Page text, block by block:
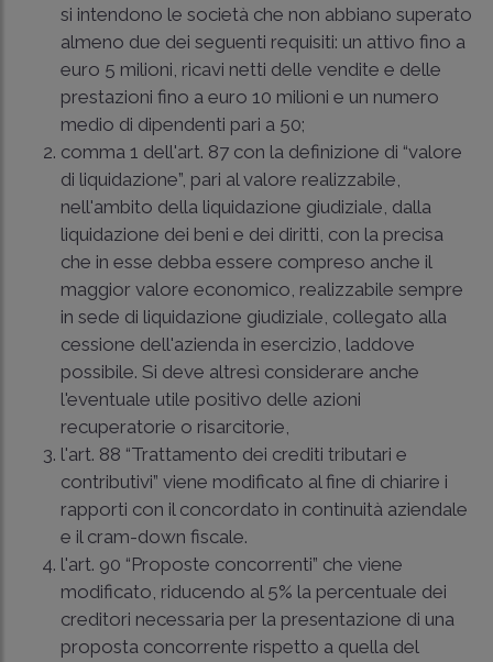
si intendono le società che non abbiano superato
almeno due dei seguenti requisiti: un attivo fino a
euro 5 milioni, ricavi netti delle vendite e delle
prestazioni fino a euro 10 milioni e un numero
medio di dipendenti pari a 50;
comma 1 dell'art. 87 con la definizione di “valore
di liquidazione”, pari al valore realizzabile,
nell'ambito della liquidazione giudiziale, dalla
liquidazione dei beni e dei diritti, con la precisa
che in esse debba essere compreso anche il
maggior valore economico, realizzabile sempre
in sede di liquidazione giudiziale, collegato alla
cessione dell'azienda in esercizio, laddove
possibile. Si deve altresì considerare anche
l'eventuale utile positivo delle azioni
recuperatorie o risarcitorie,
l'art. 88 “Trattamento dei crediti tributari e
contributivi” viene modificato al fine di chiarire i
rapporti con il concordato in continuità aziendale
e il cram-down fiscale.
l'art. 90 “Proposte concorrenti” che viene
modificato, riducendo al 5% la percentuale dei
creditori necessaria per la presentazione di una
proposta concorrente rispetto a quella del